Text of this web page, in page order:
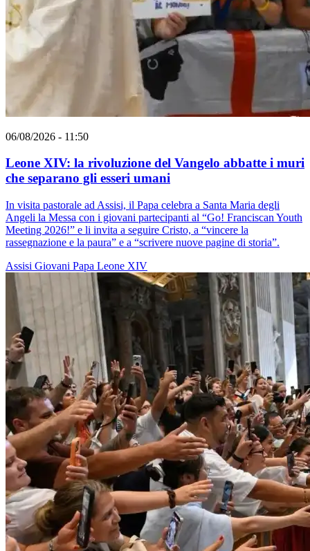
06/08/2026 - 11:50
Leone XIV: la rivoluzione del Vangelo abbatte i muri
che separano gli esseri umani
In visita pastorale ad Assisi, il Papa celebra a Santa Maria degli
Angeli la Messa con i giovani partecipanti al “Go! Franciscan Youth
Meeting 2026!” e li invita a seguire Cristo, a “vincere la
rassegnazione e la paura” e a “scrivere nuove pagine di storia”.
Assisi Giovani Papa Leone XIV